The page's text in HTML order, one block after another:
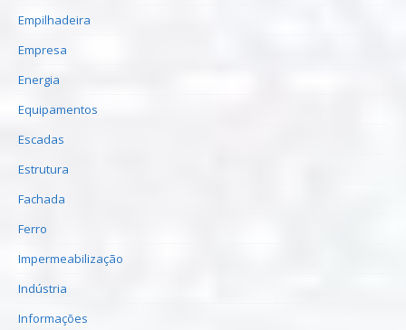
Empilhadeira
Empresa
Energia
Equipamentos
Escadas
Estrutura
Fachada
Ferro
Impermeabilização
Indústria
Informações